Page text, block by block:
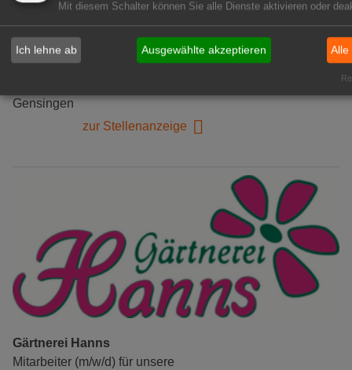
Kientzler Jungpflanzen GmbH
& Co KG
Gärtner im Zierpflanzenbau
(Geselle/Meister/Techniker)
Gensingen
zur Stellenanzeige
Gärtnerei Hanns
Mitarbeiter (m/w/d) für unsere
Mit diesem Schalter können Sie alle Dienste aktivieren oder
Ich lehne ab Ausgewählte akzeptieren Alle